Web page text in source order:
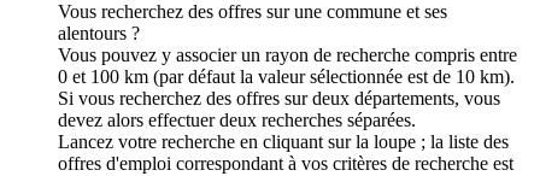
Vous recherchez des offres sur une commune et ses
alentours ?
Vous pouvez y associer un rayon de recherche compris entre
0 et 100 km (par défaut la valeur sélectionnée est de 10 km).
Si vous recherchez des offres sur deux départements, vous
devez alors effectuer deux recherches séparées.
Lancez votre recherche en cliquant sur la loupe ; la liste des
offres d'emploi correspondant à vos critères de recherche est